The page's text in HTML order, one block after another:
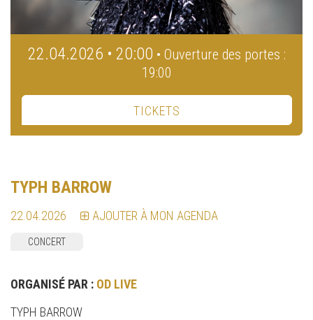
22.04.2026 • 20:00 • Ouverture des portes :
19:00
TICKETS
TYPH BARROW
22.04.2026 AJOUTER À MON AGENDA
CONCERT
ORGANISÉ PAR : OD LIVE
TYPH BARROW